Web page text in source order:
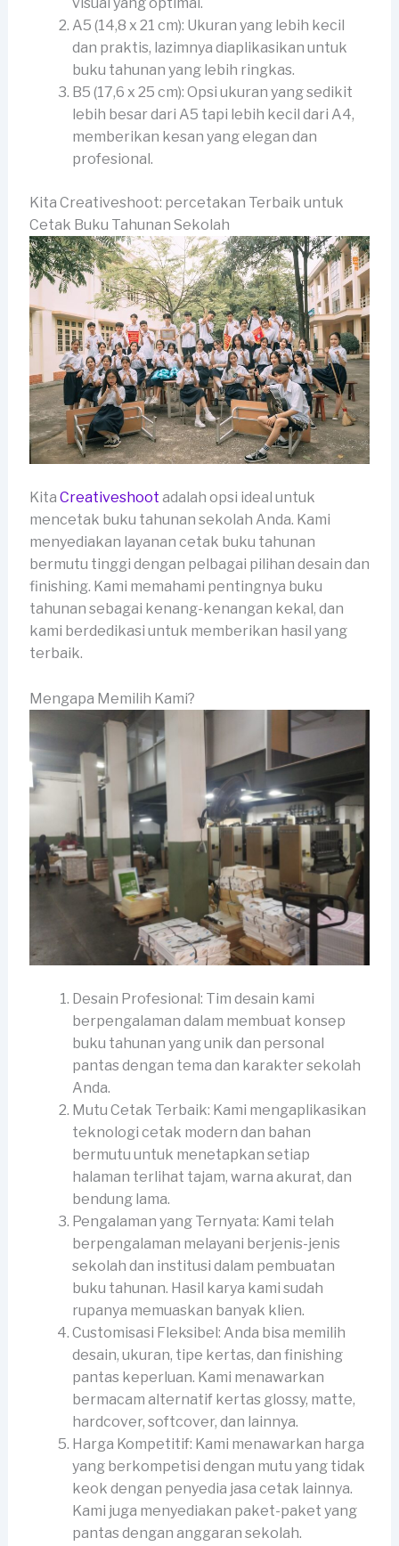
visual yang optimal.
A5 (14,8 x 21 cm): Ukuran yang lebih kecil
dan praktis, lazimnya diaplikasikan untuk
buku tahunan yang lebih ringkas.
B5 (17,6 x 25 cm): Opsi ukuran yang sedikit
lebih besar dari A5 tapi lebih kecil dari A4,
memberikan kesan yang elegan dan
profesional.
Kita Creativeshoot: percetakan Terbaik untuk
Cetak Buku Tahunan Sekolah
Kita Creativeshoot adalah opsi ideal untuk
mencetak buku tahunan sekolah Anda. Kami
menyediakan layanan cetak buku tahunan
bermutu tinggi dengan pelbagai pilihan desain dan
finishing. Kami memahami pentingnya buku
tahunan sebagai kenang-kenangan kekal, dan
kami berdedikasi untuk memberikan hasil yang
terbaik.
Mengapa Memilih Kami?
Desain Profesional: Tim desain kami
berpengalaman dalam membuat konsep
buku tahunan yang unik dan personal
pantas dengan tema dan karakter sekolah
Anda.
Mutu Cetak Terbaik: Kami mengaplikasikan
teknologi cetak modern dan bahan
bermutu untuk menetapkan setiap
halaman terlihat tajam, warna akurat, dan
bendung lama.
Pengalaman yang Ternyata: Kami telah
berpengalaman melayani berjenis-jenis
sekolah dan institusi dalam pembuatan
buku tahunan. Hasil karya kami sudah
rupanya memuaskan banyak klien.
Customisasi Fleksibel: Anda bisa memilih
desain, ukuran, tipe kertas, dan finishing
pantas keperluan. Kami menawarkan
bermacam alternatif kertas glossy, matte,
hardcover, softcover, dan lainnya.
Harga Kompetitif: Kami menawarkan harga
yang berkompetisi dengan mutu yang tidak
keok dengan penyedia jasa cetak lainnya.
Kami juga menyediakan paket-paket yang
pantas dengan anggaran sekolah.